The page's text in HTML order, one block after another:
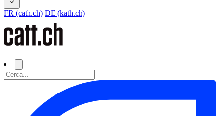
FR (cath.ch) DE (kath.ch)